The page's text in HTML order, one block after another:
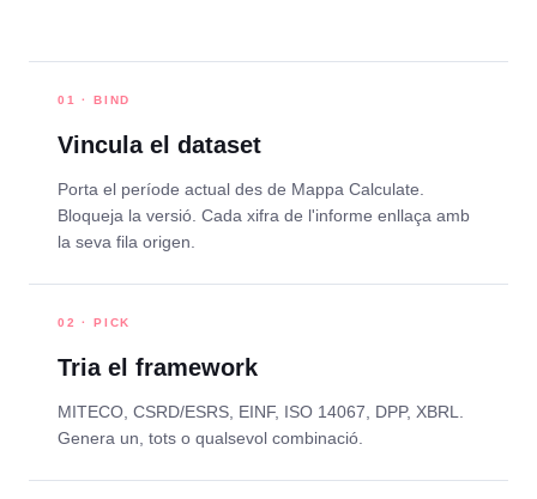
01 · BIND
Vincula el dataset
Porta el període actual des de Mappa Calculate.
Bloqueja la versió. Cada xifra de l'informe enllaça amb
la seva fila origen.
02 · PICK
Tria el framework
MITECO, CSRD/ESRS, EINF, ISO 14067, DPP, XBRL.
Genera un, tots o qualsevol combinació.